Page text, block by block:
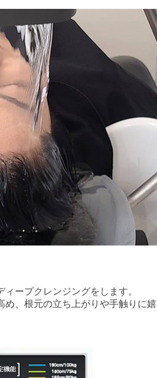
ープクレンジングをします。
、根元の立ち上がりや手触りに嬉